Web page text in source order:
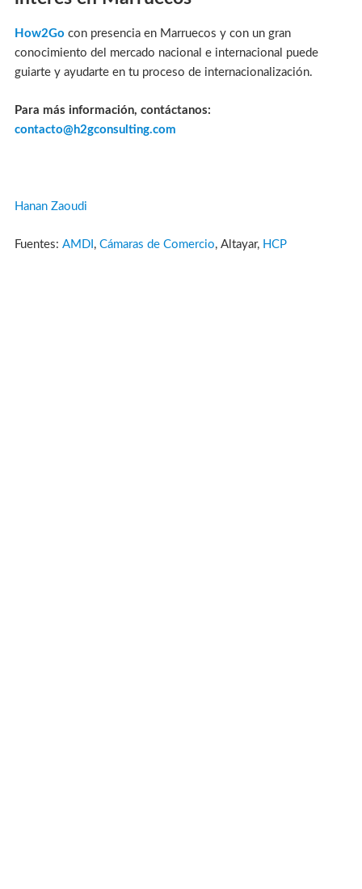
How2Go con presencia en Marruecos y con un gran
conocimiento del mercado nacional e internacional puede
guiarte y ayudarte en tu proceso de internacionalización.
Para más información, contáctanos:
contacto@h2gconsulting.com
Hanan Zaoudi
Fuentes: AMDI , Cámaras de Comercio, Altayar, HCP